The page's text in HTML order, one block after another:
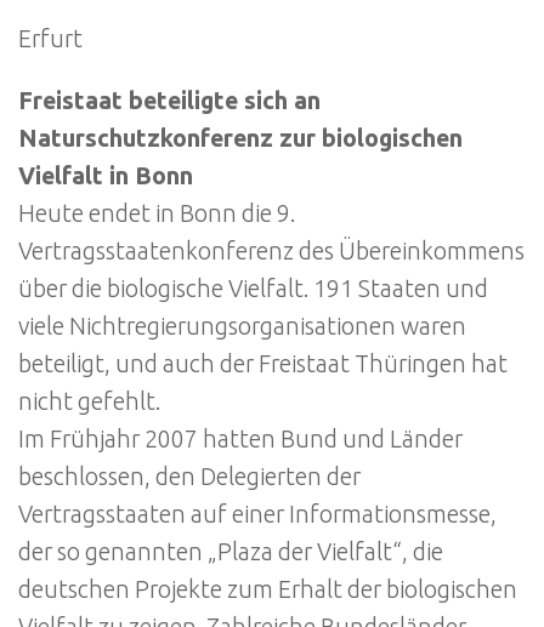
Erfurt
Freistaat beteiligte sich an
Naturschutzkonferenz zur biologischen
Vielfalt in Bonn
Heute endet in Bonn die 9.
Vertragsstaatenkonferenz des Übereinkommens
über die biologische Vielfalt. 191 Staaten und
viele Nichtregierungsorganisationen waren
beteiligt, und auch der Freistaat Thüringen hat
nicht gefehlt.
Im Frühjahr 2007 hatten Bund und Länder
beschlossen, den Delegierten der
Vertragsstaaten auf einer Informationsmesse,
der so genannten „Plaza der Vielfalt“, die
deutschen Projekte zum Erhalt der biologischen